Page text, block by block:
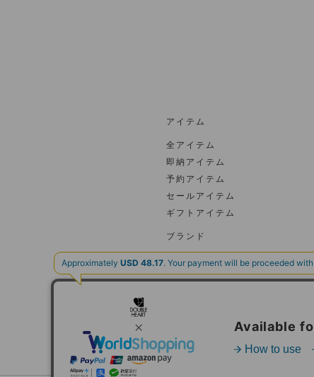
アイテム
全アイテム
即納アイテム
予約アイテム
セールアイテム
ギフトアイテム
ブランド
ブランド一覧